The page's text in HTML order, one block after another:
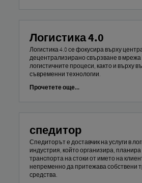
Логистика 4.0
Логистика 4.0 се фокусира върху
децентрализирано свързване в мрежа
логистичните процеси, както и върху
съвременни технологии.
Прочетете още...
спедитор
Спедиторът е доставчик на услуги в
индустрия, който организира,
транспорта на стоки от името на
непременно да притежава собствени
средства.